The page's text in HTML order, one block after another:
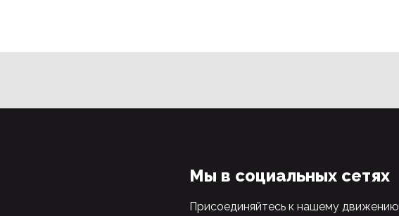
Мы в социальных сетях
Присоединяйтесь к нашему движению